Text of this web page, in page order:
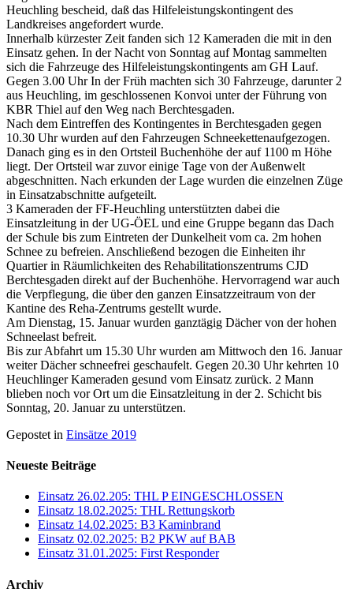
Heuchling bescheid, daß das Hilfeleistungskontingent des
Landkreises angefordert wurde.
Innerhalb kürzester Zeit fanden sich 12 Kameraden die mit in den
Einsatz gehen. In der Nacht von Sonntag auf Montag sammelten
sich die Fahrzeuge des Hilfeleistungskontingents am GH Lauf.
Gegen 3.00 Uhr In der Früh machten sich 30 Fahrzeuge, darunter 2
aus Heuchling, im geschlossenen Konvoi unter der Führung von
KBR Thiel auf den Weg nach Berchtesgaden.
Nach dem Eintreffen des Kontingentes in Berchtesgaden gegen
10.30 Uhr wurden auf den Fahrzeugen Schneekettenaufgezogen.
Danach ging es in den Ortsteil Buchenhöhe der auf 1100 m Höhe
liegt. Der Ortsteil war zuvor einige Tage von der Außenwelt
abgeschnitten. Nach erkunden der Lage wurden die einzelnen Züge
in Einsatzabschnitte aufgeteilt.
3 Kameraden der FF-Heuchling unterstützten dabei die
Einsatzleitung in der UG-ÖEL und eine Gruppe begann das Dach
der Schule bis zum Eintreten der Dunkelheit vom ca. 2m hohen
Schnee zu befreien. Anschließend bezogen die Einheiten ihr
Quartier in Räumlichkeiten des Rehabilitationszentrums CJD
Berchtesgaden direkt auf der Buchenhöhe. Hervorragend war auch
die Verpflegung, die über den ganzen Einsatzzeitraum von der
Kantine des Reha-Zentrums gestellt wurde.
Am Dienstag, 15. Januar wurden ganztägig Dächer von der hohen
Schneelast befreit.
Bis zur Abfahrt um 15.30 Uhr wurden am Mittwoch den 16. Januar
weiter Dächer schneefrei geschaufelt. Gegen 20.30 Uhr kehrten 10
Heuchlinger Kameraden gesund vom Einsatz zurück. 2 Mann
blieben noch vor Ort um die Einsatzleitung in der 2. Schicht bis
Sonntag, 20. Januar zu unterstützen.
Gepostet in Einsätze 2019
Neueste Beiträge
Einsatz 26.02.205: THL P EINGESCHLOSSEN
Einsatz 18.02.2025: THL Rettungskorb
Einsatz 14.02.2025: B3 Kaminbrand
Einsatz 02.02.2025: B2 PKW auf BAB
Einsatz 31.01.2025: First Responder
Archiv